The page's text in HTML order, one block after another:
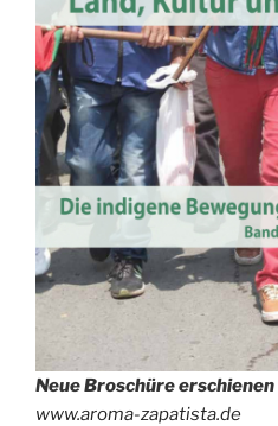
Neue Broschüre erschienen
www.aroma-zapatista.de